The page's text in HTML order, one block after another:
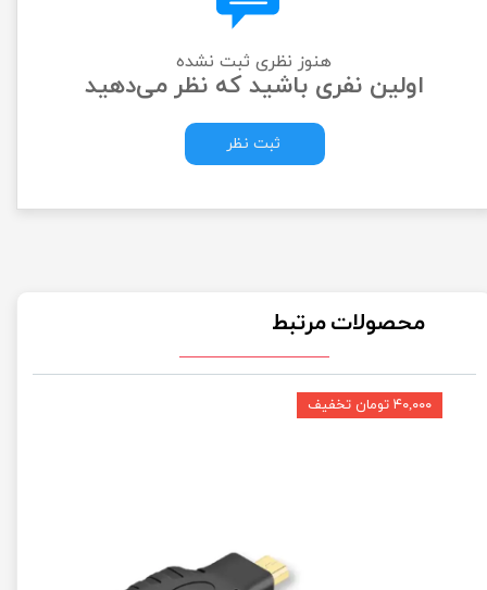
هنوز نظری ثبت نشده
اولین نفری باشید که نظر می‌دهید
ثبت نظر
محصولات مرتبط
۴۰,۰۰۰ تومان تخفیف